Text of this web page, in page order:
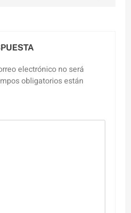
electrónico no será
obligatorios están